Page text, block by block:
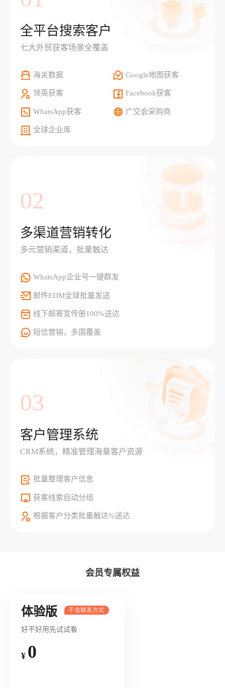
全平台搜索客户
七大外贸获客场景全覆盖
海关数据 Google地图获客
领英获客 Facebook获客
WhatsApp获客 广交会采购商
全球企业库
02
多渠道营销转化
多元营销渠道，批量触达
WhatsApp企业号一键群发
邮件EDM全球批量发送
线下邮寄宣传册100%送达
短信营销，多国覆盖
03
客户管理系统
CRM系统，精准管理海量客户资源
批量整理客户信息
获客线索自动分组
根据客户分类批量触达%送达
会员专属权益
体验版
好不好用先试试看
¥ 0